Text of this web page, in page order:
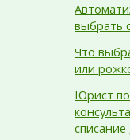
выбрать
Что
или
Юрист по